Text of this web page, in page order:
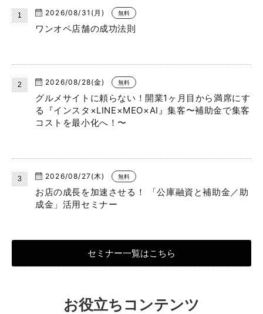
2026/08/31(月) 無料
ワンオペ店舗の成功法則
2026/08/28(金) 無料
グルメサイトに頼らない！開業1ヶ月目から満席にす
る『インスタ×LINE×MEO×AI』集客〜補助金で集客
コストを最小化へ！〜
2026/08/27(木) 無料
お店の成長を加速させる！ 「公庫融資と補助金／助
成金」活用セミナー
セミナー一覧はこちら
お役立ちコンテンツ